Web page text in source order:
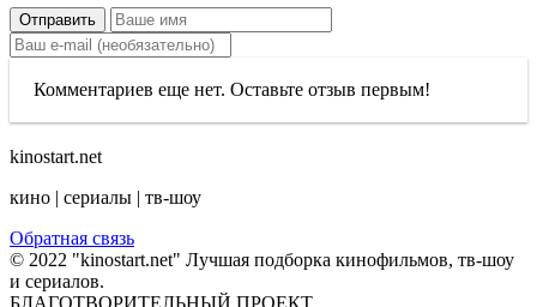
Отправить
Комментариев еще нет. Оставьте отзыв первым!
kinostart.net
кино | сериалы | тв-шоу
Обратная связь
© 2022 "kinostart.net" Лучшая подборка кинофильмов, тв-шоу
и сериалов.
БЛАГОТВОРИТЕЛЬНЫЙ ПРОЕКТ.